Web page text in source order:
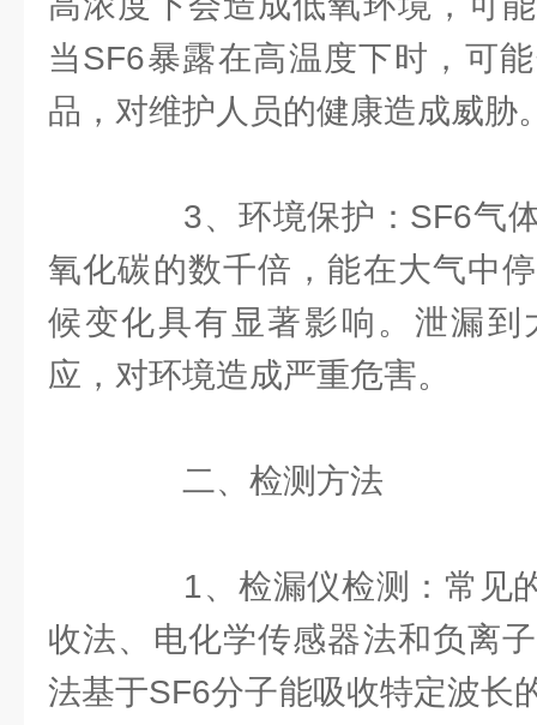
当SF6暴露在高温度下时，可
品，对维护人员的健康造成威胁
3、环境保护：SF6气体
氧化碳的数千倍，能在大气中
候变化具有显著影响。泄漏到
应，对环境造成严重危害。
二、检测方法
1、检漏仪检测：常见
收法、电化学传感器法和负离
法基于SF6分子能吸收特定波长